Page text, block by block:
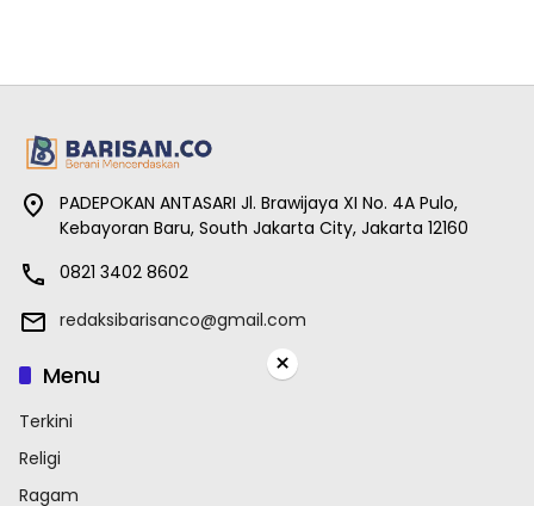
PADEPOKAN ANTASARI Jl. Brawijaya XI No. 4A Pulo,
Kebayoran Baru, South Jakarta City, Jakarta 12160
0821 3402 8602
redaksibarisanco@gmail.com
Menu
Terkini
Religi
Ragam
×